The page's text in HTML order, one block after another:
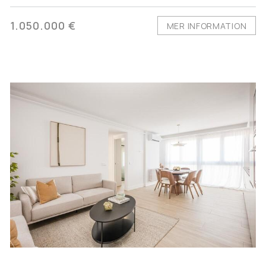
1.050.000 € MER INFORMATION